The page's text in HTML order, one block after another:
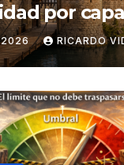
por
2026 RICARDO